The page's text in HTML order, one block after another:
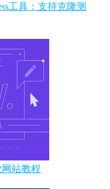
工具：支持克隆测
站教程